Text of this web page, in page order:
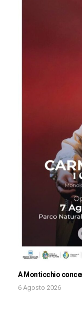
A Monticchio
6 Agosto 2026